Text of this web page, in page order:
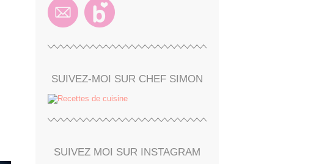
SUIVEZ-MOI SUR CHEF SIMON
SUIVEZ MOI SUR INSTAGRAM